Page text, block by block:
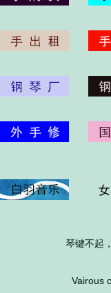
琴键不起
Vairous